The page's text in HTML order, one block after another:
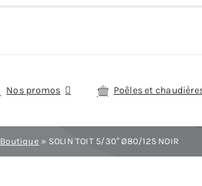
Nos promos Poêles et
Boutique » SOLIN TOIT 5/30° Ø80/125 NOIR